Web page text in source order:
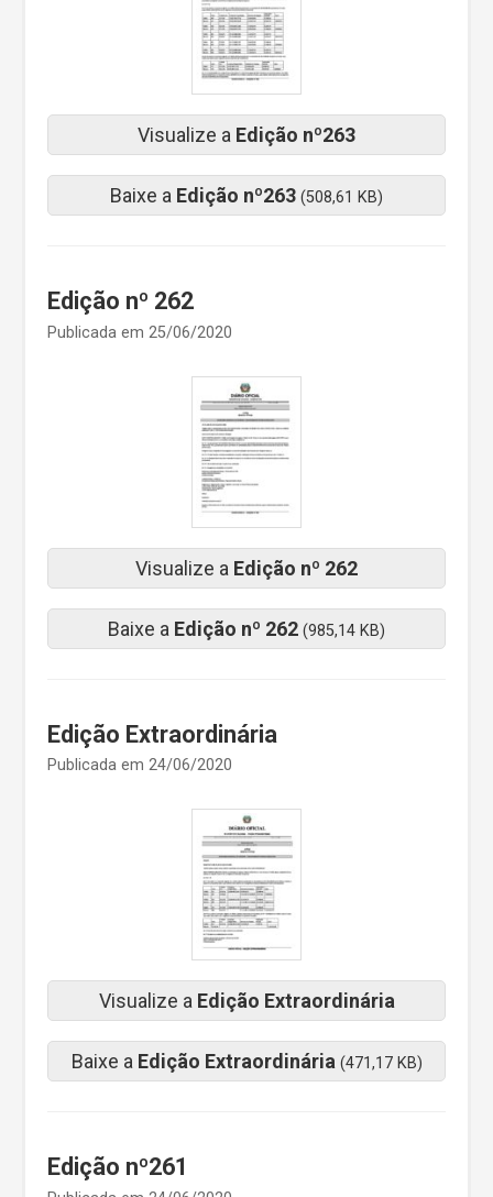
Visualize a Edição nº263
Baixe a Edição nº263 (508,61 KB)
Edição nº 262
Publicada em 25/06/2020
Visualize a Edição nº 262
Baixe a Edição nº 262 (985,14 KB)
Edição Extraordinária
Publicada em 24/06/2020
Visualize a Edição Extraordinária
Baixe a Edição Extraordinária (471,17 KB)
Edição nº261